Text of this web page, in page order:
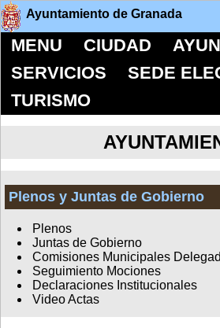
Ayuntamiento de Granada
MENU CIUDAD
SERVICIOS
SEDE
TURISMO
Plenos y Juntas de Gobierno
Plenos
Juntas de Gobierno
Comisiones Municipales
Seguimiento Mociones
Declaraciones Institucionales
Video Actas